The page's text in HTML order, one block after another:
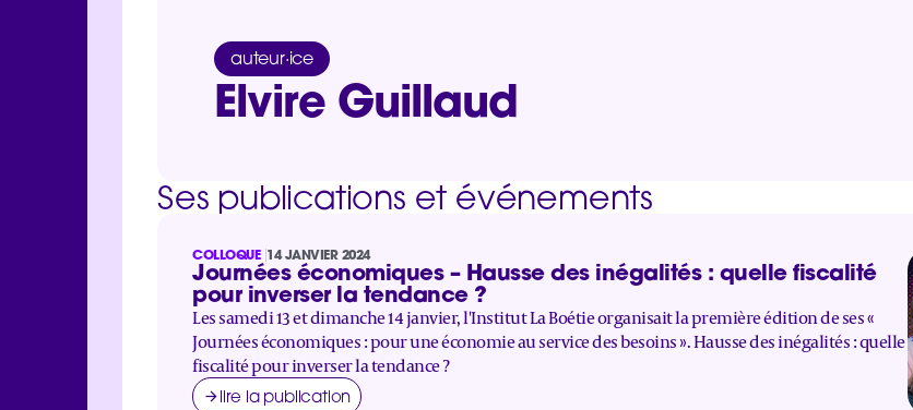
auteur·ice
Elvire Guillaud
Ses publications et événements
COLLOQUE 14 JANVIER 2024
Journées économiques – Hausse des inégalités : quelle fiscalité
pour inverser la tendance ?
Les samedi 13 et dimanche 14 janvier, l'Institut La Boétie organisait la première édition de ses «
Journées économiques : pour une économie au service des besoins ». Hausse des inégalités : quelle
fiscalité pour inverser la tendance ?
lire la publication